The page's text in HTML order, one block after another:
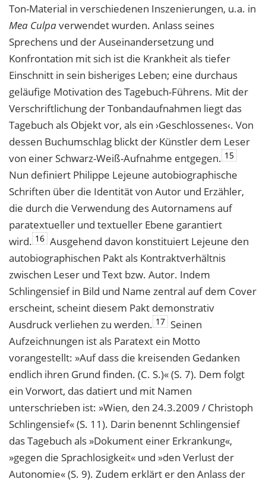
Ton-Material in verschiedenen Inszenierungen, u.a. in
Mea Culpaverwendet wurden. Anlass seines
Sprechens und der Auseinandersetzung und
Konfrontation mit sich ist die Krankheit als tiefer
Einschnitt in sein bisheriges Leben; eine durchaus
geläufige Motivation des Tagebuch-Führens. Mit der
Verschriftlichung der Tonbandaufnahmen liegt das
Tagebuch als Objekt vor, als ein ›Geschlossenes‹. Von
dessen Buchumschlag blickt der Künstler dem Leser
von einer Schwarz-Weiß-Aufnahme entgegen. 15
Nun definiert Philippe Lejeune autobiographische
Schriften über die Identität von Autor und Erzähler,
die durch die Verwendung des Autornamens auf
paratextueller und textueller Ebene garantiert
wird. 16 Ausgehend davon konstituiert Lejeune den
autobiographischen Pakt als Kontraktverhältnis
zwischen Leser und Text bzw. Autor. Indem
Schlingensief in Bild und Name zentral auf dem Cover
erscheint, scheint diesem Pakt demonstrativ
Ausdruck verliehen zu werden. 17 Seinen
Aufzeichnungen ist als Paratext ein Motto
vorangestellt: »Auf dass die kreisenden Gedanken
endlich ihren Grund finden. (C. S.)« (S. 7). Dem folgt
ein Vorwort, das datiert und mit Namen
unterschrieben ist: »Wien, den 24.3.2009 / Christoph
Schlingensief« (S. 11). Darin benennt Schlingensief
das Tagebuch als »Dokument einer Erkrankung«,
»gegen die Sprachlosigkeit« und »den Verlust der
Autonomie« (S. 9). Zudem erklärt er den Anlass der